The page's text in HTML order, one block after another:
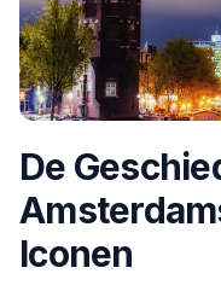
De
Iconen